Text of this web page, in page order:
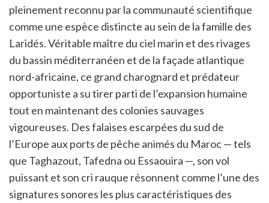
pleinement reconnu par la communauté scientifique
comme une espèce distincte au sein de la famille des
Laridés. Véritable maître du ciel marin et des rivages
du bassin méditerranéen et de la façade atlantique
nord-africaine, ce grand charognard et prédateur
opportuniste a su tirer parti de l’expansion humaine
tout en maintenant des colonies sauvages
vigoureuses. Des falaises escarpées du sud de
l’Europe aux ports de pêche animés du Maroc — tels
que Taghazout, Tafedna ou Essaouira —, son vol
puissant et son cri rauque résonnent comme l’une des
signatures sonores les plus caractéristiques des